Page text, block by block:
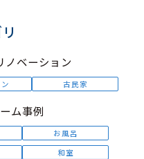
ノベーション
古民家
ム事例
お風呂
和室